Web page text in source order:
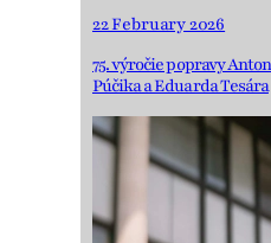
22 February 2026
75. výročie popravy
Púčika a Eduarda Tesára